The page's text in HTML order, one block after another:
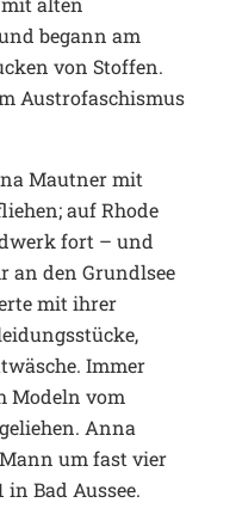
begann am
von Stoffen.
Austrofaschismus
Mautner mit
auf Rhode
fort – und
an den Grundlsee
mit ihrer
Immer
Modeln vom
Anna
um fast vier
in Bad Aussee.